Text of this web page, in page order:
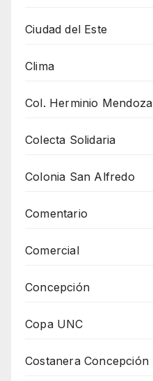
Ciudad del Este
Clima
Col. Herminio Mendoza
Colecta Solidaria
Colonia San Alfredo
Comentario
Comercial
Concepción
Copa UNC
Costanera Concepción